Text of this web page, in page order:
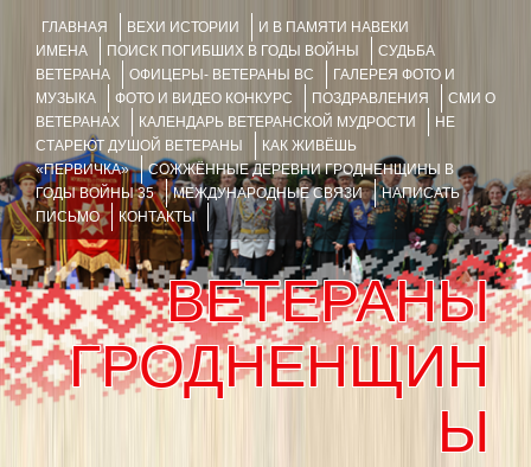
ГЛАВНАЯ ВЕХИ ИСТОРИИ
И В ПАМЯТИ НАВЕКИ
ИМЕНА
ПОИСК ПОГИБШИХ В ГОДЫ ВОЙНЫ
СУДЬБА
ВЕТЕРАНА
ОФИЦЕРЫ- ВЕТЕРАНЫ ВС
ГАЛЕРЕЯ ФОТО И
МУЗЫКА
ФОТО И ВИДЕО КОНКУРС ПОЗДРАВЛЕНИЯ
СМИ О
ВЕТЕРАНАХ
КАЛЕНДАРЬ ВЕТЕРАНСКОЙ МУДРОСТИ
НЕ
СТАРЕЮТ ДУШОЙ ВЕТЕРАНЫ
КАК ЖИВЁШЬ
«ПЕРВИЧКА»
СОЖЖЁННЫЕ ДЕРЕВНИ ГРОДНЕНЩИНЫ В
ГОДЫ ВОЙНЫ 35
МЕЖДУНАРОДНЫЕ СВЯЗИ
НАПИСАТЬ
ПИСЬМО
КОНТАКТЫ
ВЕТЕРАНЫ
ГРОДНЕНЩИН
Ы